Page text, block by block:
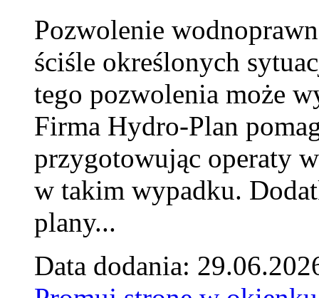
Pozwolenie
ściśle określonych
tego pozwolenia może
Firma Hydro-Plan
przygotowując operaty
w takim wypadku.
plany...
Data dodania: